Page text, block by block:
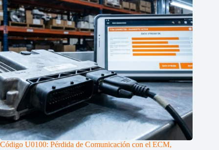
Código U0100: Pérdida de Comunicación con el ECM,